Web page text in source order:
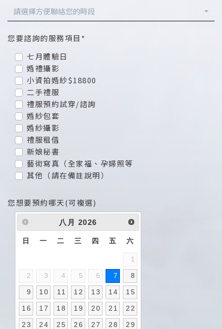
請選擇方便聯絡您的時段
您要諮詢的服務項目*
七月體驗日
婚禮攝影
小資拍婚紗$18800
二手禮服
禮服預約試穿/諮詢
婚紗包套
婚紗攝影
禮服租借
新娘秘書
藝術寫真（全家福、孕婦照等
其他（請在備註說明）
您想要預約哪天(可複選)
八月 2026
日 一 二 三 四 五 六
1
2 3 4 5 6 7 8
9 10 11 12 13 14 15
16 17 18 19 20 21 22
23 24 25 26 27 28 29